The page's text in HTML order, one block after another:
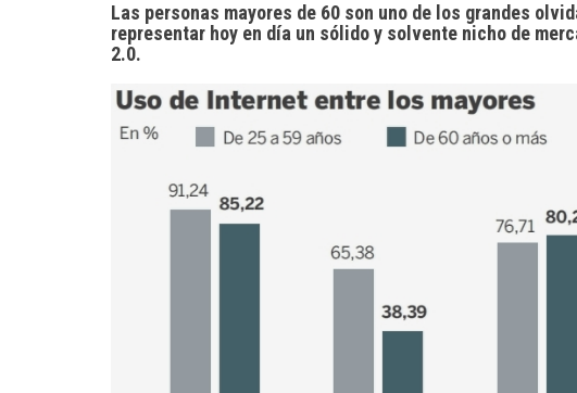
Las personas mayores de 60 son uno de los grandes
representar hoy en día un sólido y solvente nicho de
2.0.